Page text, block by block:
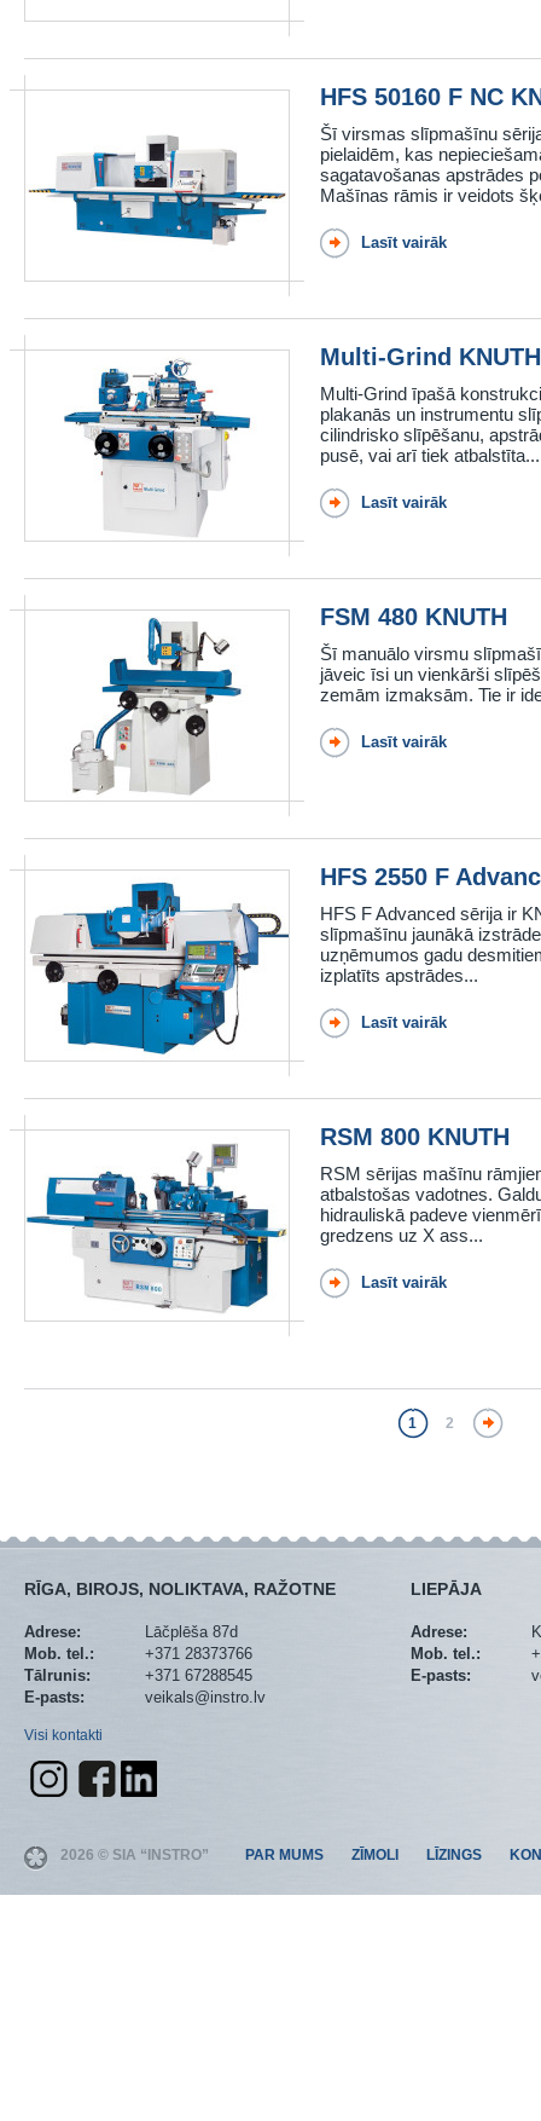
HFS 50160 F NC
Šī virsmas slīpmašīnu
pielaidēm, kas
sagatavošanas apstrādes
Mašīnas rāmis ir veidots
Lasīt vairāk
Multi-Grind KNUTH
Multi-Grind īpašā
plakanās un instrumentu
cilindrisko slīpēšanu,
pusē, vai arī tiek atbalstīta...
Lasīt vairāk
FSM 480 KNUTH
Šī manuālo virsmu
jāveic īsi un vienkārši
zemām izmaksām. Tie ir
Lasīt vairāk
HFS 2550 F
HFS F Advanced sērija ir
slīpmašīnu jaunākā
uzņēmumos gadu
izplatīts apstrādes...
Lasīt vairāk
RSM 800 KNUTH
RSM sērijas mašīnu
atbalstošas ​​vadotnes.
hidrauliskā padeve
gredzens uz X ass...
Lasīt vairāk
1 2
RĪGA, BIROJS, NOLIKTAVA, RAŽOTNE
Adrese:
Lāčplēša 87d
Mob. tel.:
+371 28373766
Tālrunis:
+371 67288545
E-pasts:
veikals@instro.lv
Visi kontakti
LIEPĀJA
Adrese:
Mob. tel.:
E-pasts:
2026 © SIA “INSTRO” PAR MUMS ZĪMOLI LĪZINGS